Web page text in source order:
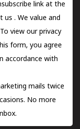
link at the
us . We value and
view our privacy
form, you agree
accordance with
mails twice
No more